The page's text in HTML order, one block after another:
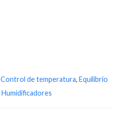
Control de temperatura, Equilibrio
Humidificadores